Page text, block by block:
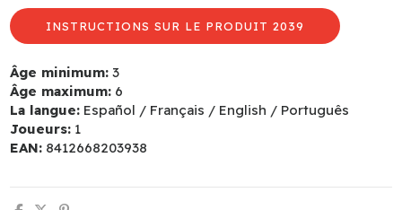
INSTRUCTIONS SUR LE PRODUIT 2039
Âge minimum: 3
Âge maximum: 6
La langue: Español / Français / English / Português
Joueurs: 1
EAN: 8412668203938